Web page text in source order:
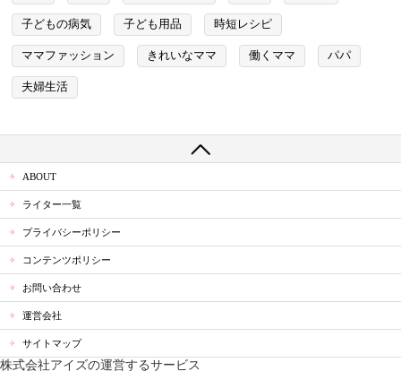
子どもの病気 子ども用品 時短レシピ
ママファッション きれいなママ 働くママ パパ
夫婦生活
ABOUT
ライター一覧
プライバシーポリシー
コンテンツポリシー
お問い合わせ
運営会社
サイトマップ
株式会社アイズの運営するサービス